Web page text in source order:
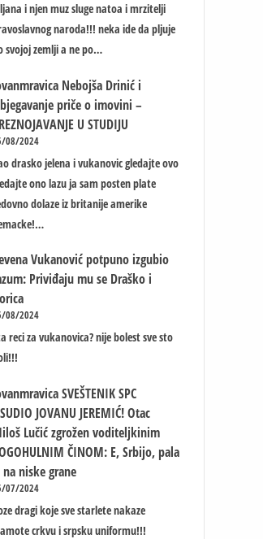
i njen muz sluge natoa i mrzitelji
naroda!!! neka ide da pljuje
svojoj zemlji a ne po…
Nebojša Drinić i
priče o imovini –
U STUDIJU
08/2024
drasko jelena i vukanovic gledajte ovo
ono lazu ja sam posten plate
dolaze iz britanije amerike
Vukanović potpuno izgubio
Priviđaju mu se Draško i
08/2024
reci za vukanovica? nije bolest sve sto
SVEŠTENIK SPC
JOVANU JEREMIĆ! Otac
Lučić zgrožen voditeljkinim
ČINOM: E, Srbijo, pala
niske grane
07/2024
dragi koje sve starlete nakaze
crkvu i srpsku uniformu!!!